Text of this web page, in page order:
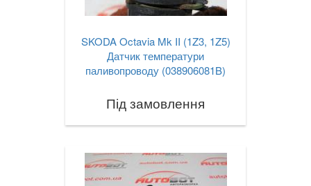
SKODA Octavia Mk II (1Z3, 1Z5)
Датчик температури
паливопроводу (038906081B)
Під замовлення